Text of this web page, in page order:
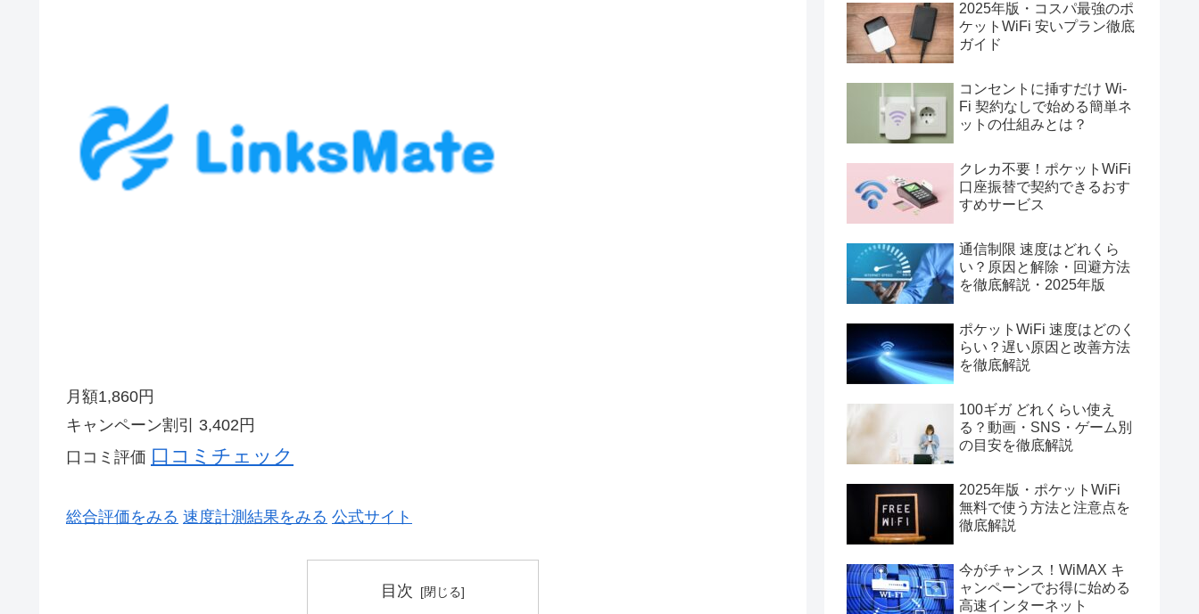
月額1,860円
キャンペーン割引
3,402円
口コミ評価 口コミチェック
総合評価をみる 速度計測結果をみる 公式サイト
目次
2025年版・コスパ最強のポ
ケットWiFi 安いプラン徹底
ガイド
コンセントに挿すだけ Wi-
Fi 契約なしで始める簡単ネ
ットの仕組みとは？
クレカ不要！ポケットWiFi
口座振替で契約できるおす
すめサービス
通信制限 速度はどれくら
い？原因と解除・回避方法
を徹底解説・2025年版
ポケットWiFi 速度はどのく
らい？遅い原因と改善方法
を徹底解説
100ギガ どれくらい使え
る？動画・SNS・ゲーム別
の目安を徹底解説
2025年版・ポケットWiFi
無料で使う方法と注意点を
徹底解説
今がチャンス！WiMAX キ
ャンペーンでお得に始める
高速インターネット